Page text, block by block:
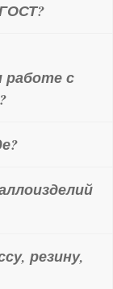
работе с
резину,